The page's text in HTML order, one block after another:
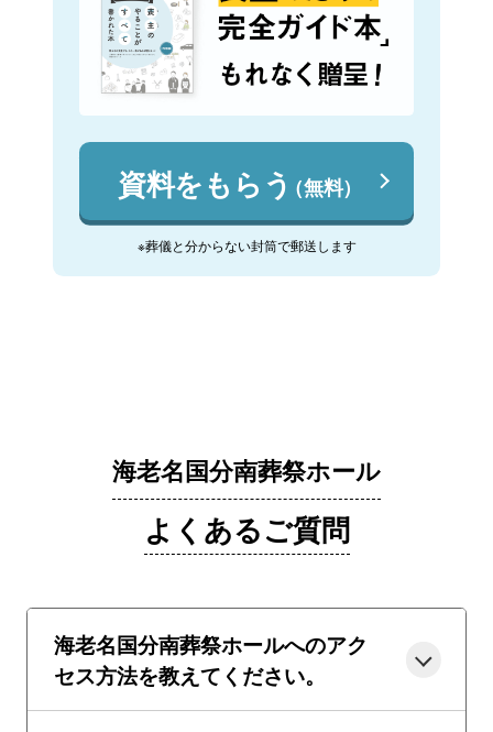
資料をもらう（無料）
※葬儀と分からない封筒で郵送します
海老名国分南葬祭ホール
よくあるご質問
海老名国分南葬祭ホールへのアク
セス方法を教えてください。